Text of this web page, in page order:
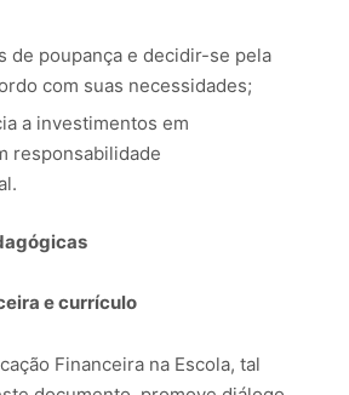
de poupança e decidir-se pela
com suas necessidades;
a investimentos em
responsabilidade
e currículo
Financeira na Escola, tal